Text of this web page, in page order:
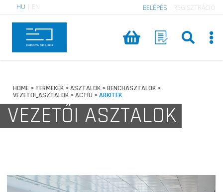
HU EN BELÉPÉS REGISZTRÁCIÓ
HOME > TERMEKEK >ASZTALOK >BENCHASZTALOK >
VEZETOI_ASZTALOK >ACTIU >ARKITEK
VEZETŐI ASZTALOK